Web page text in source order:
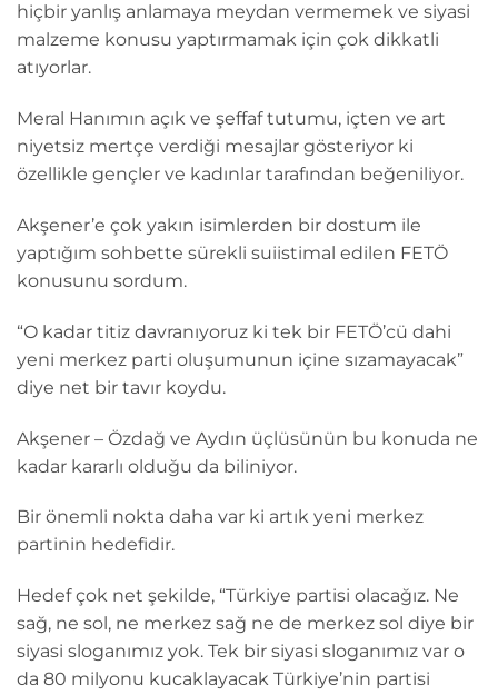
hiçbir yanlış anlamaya meydan vermemek ve siyasi
malzeme konusu yaptırmamak için çok dikkatli
atıyorlar.
Meral Hanımın açık ve şeffaf tutumu, içten ve art
niyetsiz mertçe verdiği mesajlar gösteriyor ki
özellikle gençler ve kadınlar tarafından beğeniliyor.
Akşener’e çok yakın isimlerden bir dostum ile
yaptığım sohbette sürekli suiistimal edilen FETÖ
konusunu sordum.
“O kadar titiz davranıyoruz ki tek bir FETÖ’cü dahi
yeni merkez parti oluşumunun içine sızamayacak”
diye net bir tavır koydu.
Akşener – Özdağ ve Aydın üçlüsünün bu konuda ne
kadar kararlı olduğu da biliniyor.
Bir önemli nokta daha var ki artık yeni merkez
partinin hedefidir.
Hedef çok net şekilde, “Türkiye partisi olacağız. Ne
sağ, ne sol, ne merkez sağ ne de merkez sol diye bir
siyasi sloganımız yok. Tek bir siyasi sloganımız var o
da 80 milyonu kucaklayacak Türkiye’nin partisi